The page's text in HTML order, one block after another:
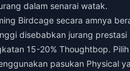
dalam senarai watak.
Birdcage secara amnya
disebabkan jurang
15-20% Thoughtbop.
pasukan Physical